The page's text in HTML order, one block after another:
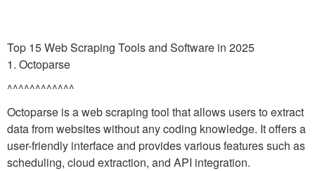
Top 15 Web Scraping Tools and Software in 2025
1. Octoparse
^^^^^^^^^^^^
Octoparse is a web scraping tool that allows users to extract
data from websites without any coding knowledge. It offers a
user-friendly interface and provides various features such as
scheduling, cloud extraction, and API integration.